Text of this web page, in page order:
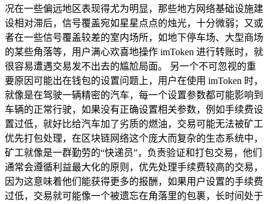
况在一些偏远地区表现得尤为明显，那些地方网络基础设施建
设相对滞后，信号覆盖宛如星星点点的烛光，十分微弱；又或
者在一些信号覆盖较差的室内场所，如地下停车场、大型商场
的某些角落等，用户满心欢喜地操作 imToken 进行转账时，就
很容易遭遇交易发不出去的尴尬局面。 另一个不可忽视的重
要原因可能出在钱包的设置问题上，用户在使用 imToken 时，
就像是在驾驶一辆精密的汽车，每一个设置参数都可能影响到
车辆的正常行驶，如果没有正确设置相关参数，例如手续费设
置过低，就好比给汽车加了劣质的燃油，交易可能无法被矿工
优先打包处理，在区块链网络这个庞大而复杂的生态系统中，
矿工就像是一群勤劳的“快递员”，负责验证和打包交易，他们
通常会遵循利益最大化的原则，优先处理手续费较高的交易，
因为这意味着他们能获得更多的报酬，如果用户设置的手续费
过低，交易就可能像一个被遗忘在角落里的包裹，长时间处于